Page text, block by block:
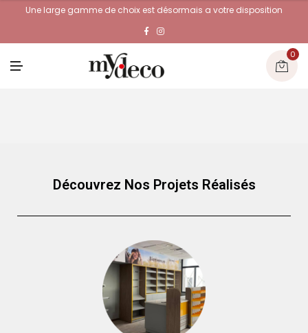
Une large gamme de choix est désormais a votre disposition
0
Découvrez Nos Projets Réalisés